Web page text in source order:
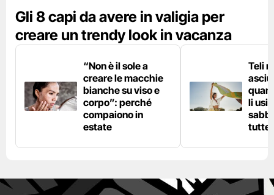
Gli 8 capi da avere in valigia per
creare un trendy look in vacanza
“Non è il sole a
creare le macchie
bianche su viso e
corpo”: perché
compaiono in
estate
Teli
li
tutte